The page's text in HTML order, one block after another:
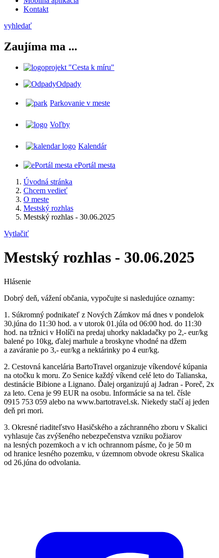
Kontakt
vyhledať
Zaujíma ma ...
projekt "Cesta k míru"
Odpady
Parkovanie v meste
Voľby
Kalendár
ePortál mesta
Úvodná stránka
Chcem vedieť
O meste
Mestský rozhlas
Mestský rozhlas - 30.06.2025
Vytlačiť
Mestský rozhlas - 30.06.2025
Hlásenie
Dobrý deň, vážení občania, vypočujte si nasledujúce oznamy:
1. Súkromný podnikateľ z Nových Zámkov má dnes v pondelok
30.júna do 11:30 hod. a v utorok 01.júla od 06:00 hod. do 11:30
hod. na tržnici v Holíči na predaj uhorky nakladačky po 2,- eur/kg
balené po 10kg, ďalej marhule a broskyne vhodné na džem
a zaváranie po 3,- eur/kg a nektárinky po 4 eur/kg.
2. Cestovná kancelária BartoTravel organizuje víkendové kúpania
na otočku k moru. Zo Senice každý víkend celé leto do Talianska,
destinácie Bibione a Lignano. Ďalej organizujú aj Jadran - Poreč, 2x
za leto. Cena je 99 EUR na osobu. Informácie sa na tel. čísle
0915 753 059 alebo na www.bartotravel.sk. Niekedy stačí aj jeden
deň pri mori.
3. Okresné riaditeľstvo Hasičského a záchranného zboru v Skalici
vyhlasuje čas zvýšeného nebezpečenstva vzniku požiarov
na lesných pozemkoch a v ich ochrannom pásme, čo je 50 m
od hranice lesného pozemku, v územnom obvode okresu Skalica
od 26.júna do odvolania.